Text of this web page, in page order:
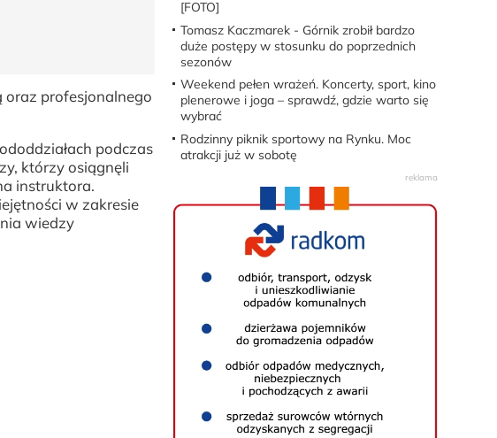
oraz profesjonalnego
podczas
którzy osiągnęli
instruktora.
w zakresie
wiedzy
[FOTO]
Tomasz Kaczmarek - Górnik zrobił bardzo
duże postępy w stosunku do poprzednich
sezonów
Weekend pełen wrażeń. Koncerty, sport, kino
plenerowe i joga – sprawdź, gdzie warto się
wybrać
Rodzinny piknik sportowy na Rynku. Moc
atrakcji już w sobotę